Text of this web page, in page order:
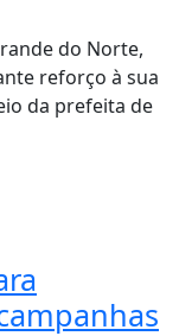
do Norte,
reforço à sua
da prefeita de